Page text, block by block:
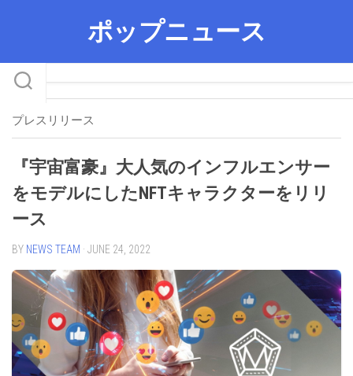
ポップニュース
プレスリリース
『宇宙富豪』大人気のインフルエンサー
をモデルにしたNFTキャラクターをリリ
ース
BY NEWS TEAM · JUNE 24, 2022